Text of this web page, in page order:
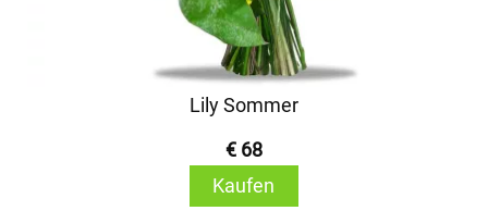
Lily Sommer
€ 68
Kaufen